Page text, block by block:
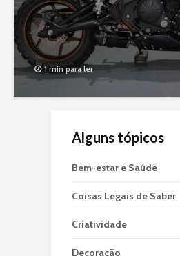
1 min para ler
Alguns tópicos
Bem-estar e Saúde
Coisas Legais de Saber
Criatividade
Decoração